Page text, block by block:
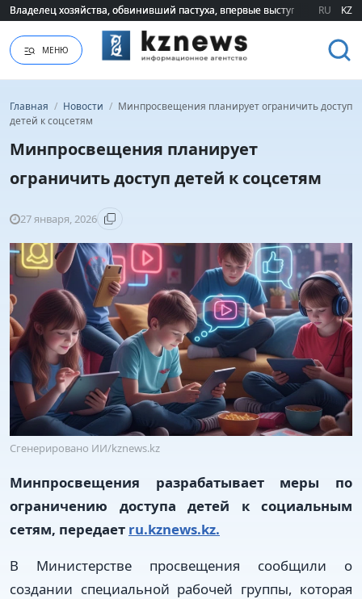
Владелец хозяйства, обвинивший пастуха, впервые выступил
Владелец хозяйства, обвинивший пастуха, впервые выступил RU KZ
МЕНЮ
Главная / Новости / Минпросвещения планирует ограничить доступ
детей к соцсетям
Минпросвещения планирует
ограничить доступ детей к соцсетям
27 января, 2026
Сгенерировано ИИ/kznews.kz
Минпросвещения разрабатывает меры по
ограничению доступа детей к социальным
сетям, передает ru.kznews.kz.
В Министерстве просвещения сообщили о
создании специальной рабочей группы, которая